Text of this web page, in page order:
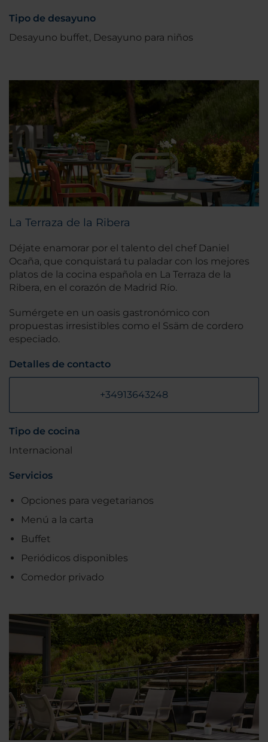
Tipo de desayuno
Desayuno buffet, Desayuno para niños
La Terraza de la Ribera
Déjate enamorar por el talento del chef Daniel
Ocaña, que conquistará tu paladar con los mejores
platos de la cocina española en La Terraza de la
Ribera, en el corazón de Madrid Río.
Sumérgete en un oasis gastronómico con
propuestas irresistibles como el Ssäm de cordero
especiado.
Detalles de contacto
+34913643248
Tipo de cocina
Internacional
Servicios
Opciones para vegetarianos
Menú a la carta
Buffet
Periódicos disponibles
Comedor privado